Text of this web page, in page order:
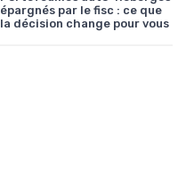
épargnés par le fisc : ce que
la décision change pour vous